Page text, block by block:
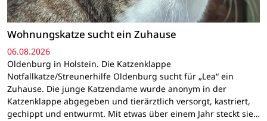
Wohnungskatze sucht ein Zuhause
06.08.2026
Oldenburg in Holstein. Die Katzenklappe
Notfallkatze/Streunerhilfe Oldenburg sucht für „Lea“ ein
Zuhause. Die junge Katzendame wurde anonym in der
Katzenklappe abgegeben und tierärztlich versorgt, kastriert,
gechippt und entwurmt. Mit etwas über einem Jahr steckt sie…